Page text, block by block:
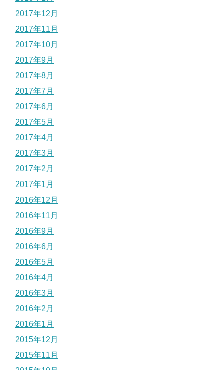
2017年12月
2017年11月
2017年10月
2017年9月
2017年8月
2017年7月
2017年6月
2017年5月
2017年4月
2017年3月
2017年2月
2017年1月
2016年12月
2016年11月
2016年9月
2016年6月
2016年5月
2016年4月
2016年3月
2016年2月
2016年1月
2015年12月
2015年11月